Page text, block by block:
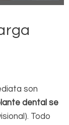
son
dental se
Todo